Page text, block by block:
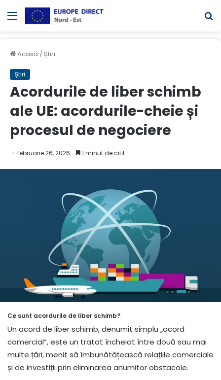
Meniul
Acasă / Știri
Știri
Acordurile de liber schimb
ale UE: acordurile-cheie și
procesul de negociere
februarie 26, 2026 1 minut de citit
Ce sunt acordurile de liber schimb?
Un acord de liber schimb, denumit simplu „acord
comercial”, este un tratat încheiat între două sau mai
multe țări, menit să îmbunătățească relațiile comerciale
și de investiții prin eliminarea anumitor obstacole.